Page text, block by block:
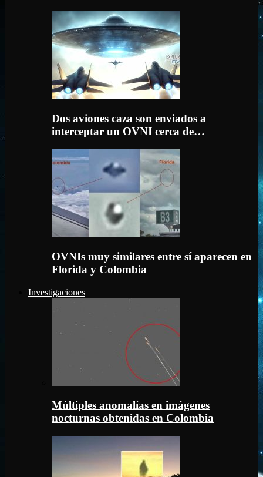
Dos aviones caza son enviados a
interceptar un OVNI cerca de…
OVNIs muy similares entre sí aparecen en
Florida y Colombia
Investigaciones
Múltiples anomalías en imágenes
nocturnas obtenidas en Colombia